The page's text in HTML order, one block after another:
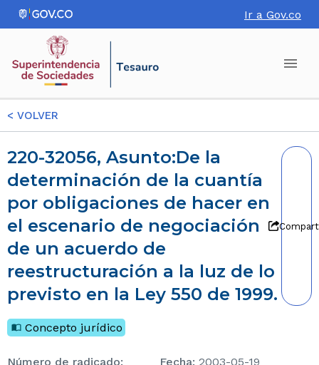
Ir a Gov.co
< VOLVER
220-32056, Asunto:De la
determinación de la cuantía
por obligaciones de hacer en
el escenario de negociación
de un acuerdo de
reestructuración a la luz de lo
previsto en la Ley 550 de 1999.
Concepto jurídico
Número de radicado: Fecha: 2003-05-19